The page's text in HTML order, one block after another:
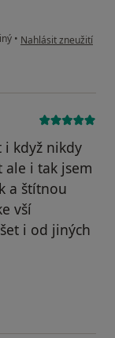
• podle názoru
Nahlásit zneužití
když nikdy
ale i tak jsem
a štítnou
vší
i od jiných